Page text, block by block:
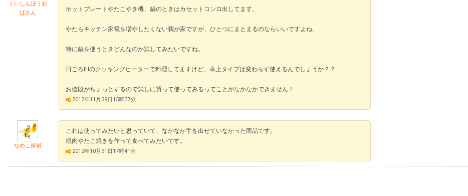
くいしんぼうお
ばさん
ホットプレートやたこやき機、鍋のときはカセットコンロ出してます。
やたらキッチン家電を増やしたくない我が家ですが、ひとつにまとまるのならいいですよね。
特に鍋を使うときどんなのか試してみたいですね。
日ごろIHのクッキングヒーターで料理してますけど、卓上タイプは変わらず使えるんでしょうか？？
お値段がちょっとするので試しに買って使ってみるってことがなかなかできません！
2012年11月29日15時37分
なめこ探偵
これは使ってみたいと思っていて、なかなか手を出せていなかった商品です。
焼肉やたこ焼きを作って食べてみたいです。
2012年10月31日17時41分